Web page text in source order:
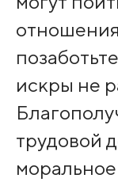
искры не
трудовой